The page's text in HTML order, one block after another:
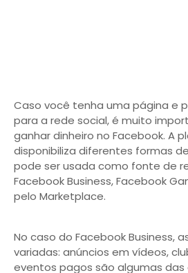
Caso você tenha uma página e
para a rede social, é muito
ganhar dinheiro no Facebook. A
disponibiliza diferentes formas
pode ser usada como fonte de
Facebook Business, Facebook
pelo Marketplace.
No caso do Facebook Business,
variadas: anúncios em vídeos,
eventos pagos são algumas